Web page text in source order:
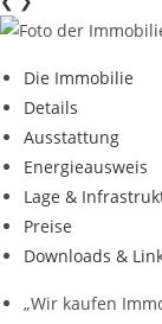
Die Immobilie
Details
Ausstattung
Energieausweis
Lage &
Preise
Downloads &
„Wir kaufen